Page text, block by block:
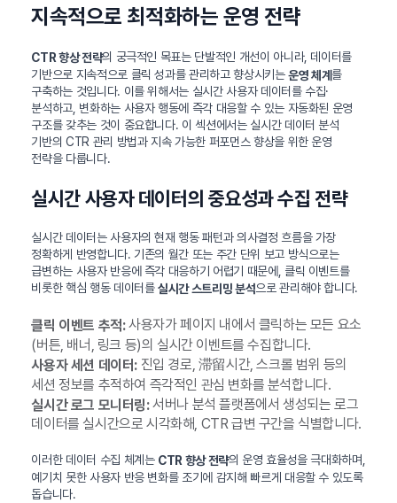
지속적으로 최적화하는 운영 전략
CTR 향상 전략의 궁극적인 목표는 단발적인 개선이 아니라, 데이터를
기반으로 지속적으로 클릭 성과를 관리하고 향상시키는운영 체계를
구축하는 것입니다. 이를 위해서는 실시간 사용자 데이터를 수집·
분석하고, 변화하는 사용자 행동에 즉각 대응할 수 있는 자동화된 운영
구조를 갖추는 것이 중요합니다. 이 섹션에서는 실시간 데이터 분석
기반의 CTR 관리 방법과 지속 가능한 퍼포먼스 향상을 위한 운영
전략을 다룹니다.
실시간 사용자 데이터의 중요성과 수집 전략
실시간 데이터는 사용자의 현재 행동 패턴과 의사결정 흐름을 가장
정확하게 반영합니다. 기존의 월간 또는 주간 단위 보고 방식으로는
급변하는 사용자 반응에 즉각 대응하기 어렵기 때문에, 클릭 이벤트를
비롯한 핵심 행동 데이터를실시간 스트리밍 분석으로 관리해야 합니다.
클릭 이벤트 추적:사용자가 페이지 내에서 클릭하는 모든 요소
(버튼, 배너, 링크 등)의 실시간 이벤트를 수집합니다.
사용자 세션 데이터:진입 경로, 滞留시간, 스크롤 범위 등의
세션 정보를 추적하여 즉각적인 관심 변화를 분석합니다.
실시간 로그 모니터링:서버나 분석 플랫폼에서 생성되는 로그
데이터를 실시간으로 시각화해, CTR 급변 구간을 식별합니다.
이러한 데이터 수집 체계는 CTR 향상 전략의 운영 효율성을 극대화하며,
예기치 못한 사용자 반응 변화를 조기에 감지해 빠르게 대응할 수 있도록
돕습니다.